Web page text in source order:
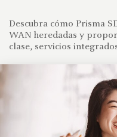
Descubra cómo Prisma
WAN heredadas y
clase, servicios